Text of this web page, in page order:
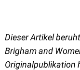
Dieser Artikel
Brigham and
Originalpublikation